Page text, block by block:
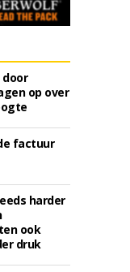
door
op over
factuur
harder
ook
druk